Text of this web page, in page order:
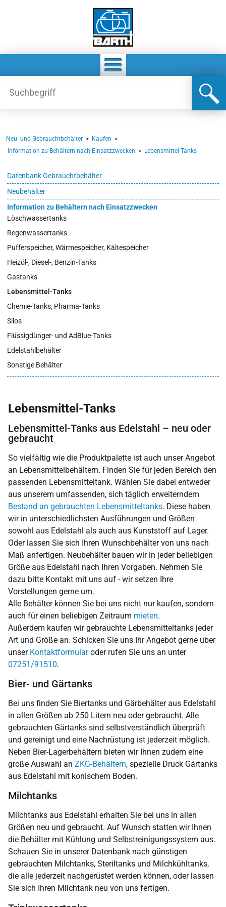
Neu- und Gebrauchtbehälter > Kaufen >
Information zu Behältern nach Einsatzzwecken > Lebensmittel-Tanks
Datenbank Gebrauchtbehälter
Neubehälter
Information zu Behältern nach Einsatzzwecken
Löschwassertanks
Regenwassertanks
Pufferspeicher, Wärmespeicher, Kältespeicher
Heizöl-, Diesel-, Benzin-Tanks
Gastanks
Lebensmittel-Tanks
Chemie-Tanks, Pharma-Tanks
Silos
Flüssigdünger- und AdBlue-Tanks
Edelstahlbehälter
Sonstige Behälter
Lebensmittel-Tanks
Lebensmittel-Tanks aus Edelstahl – neu oder
gebraucht
So vielfältig wie die Produktpalette ist auch unser Angebot
an Lebensmittelbehältern. Finden Sie für jeden Bereich den
passenden Lebensmitteltank. Wählen Sie dabei entweder
aus unserem umfassenden, sich täglich erweiterndem
Bestand an gebrauchten Lebensmitteltanks. Diese haben
wir in unterschiedlichsten Ausführungen und Größen
sowohl aus Edelstahl als auch aus Kunststoff auf Lager.
Oder lassen Sie sich Ihren Wunschbehälter von uns nach
Maß anfertigen. Neubehälter bauen wir in jeder beliebigen
Größe aus Edelstahl nach Ihren Vorgaben. Nehmen Sie
dazu bitte Kontakt mit uns auf - wir setzen Ihre
Vorstellungen gerne um.
Alle Behälter können Sie bei uns nicht nur kaufen, sondern
auch für einen beliebigen Zeitraum mieten.
Außerdem kaufen wir gebrauchte Lebensmitteltanks jeder
Art und Größe an. Schicken Sie uns Ihr Angebot gerne über
unser Kontaktformularoder rufen Sie uns an unter
07251/91510.
Bier- und Gärtanks
Bei uns finden Sie Biertanks und Gärbehälter aus Edelstahl
in allen Größen ab 250 Litern neu oder gebraucht. Alle
gebrauchten Gärtanks sind selbstverständlich überprüft
und gereinigt und eine Nachrüstung ist jederzeit möglich.
Neben Bier-Lagerbehältern bieten wir Ihnen zudem eine
große Auswahl an ZKG-Behältern, spezielle Druck Gärtanks
aus Edelstahl mit konischem Boden.
Milchtanks
Milchtanks aus Edelstahl erhalten Sie bei uns in allen
Größen neu und gebraucht. Auf Wunsch statten wir Ihnen
die Behälter mit Kühlung und Selbstreinigungssystem aus.
Schauen Sie in unserer Datenbank nach günstigen
gebrauchten Milchtanks, Steriltanks und Milchkühltanks,
die alle jederzeit nachgerüstet werden können, oder lassen
Sie sich Ihren Milchtank neu von uns fertigen.